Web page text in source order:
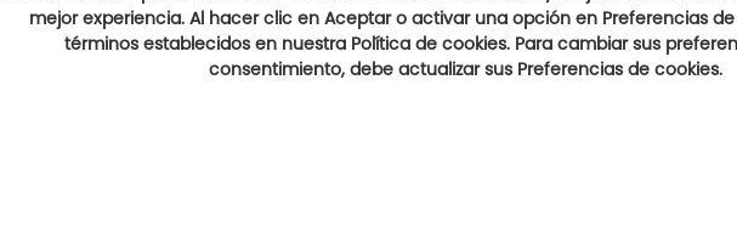
mejor experiencia. Al hacer clic en Aceptar o activar una opción en Preferencias
términos establecidos en nuestra Política de cookies. Para cambiar sus
consentimiento, debe actualizar sus Preferencias de cookies.
Golf de La Commanderie